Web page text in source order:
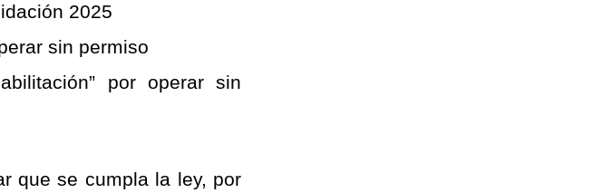
2025
sin permiso
por operar sin
que se cumpla la ley, por